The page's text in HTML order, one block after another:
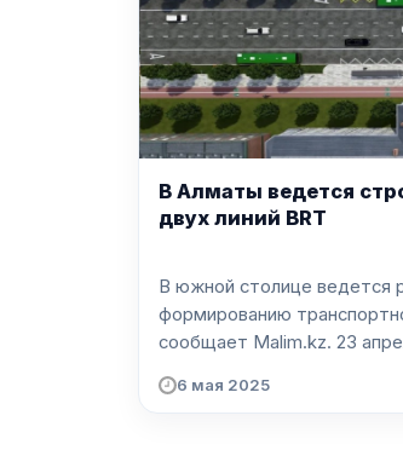
В Алматы ведется
двух линий BRT
В южной столице ведется
формированию
сообщает
6 мая 2025